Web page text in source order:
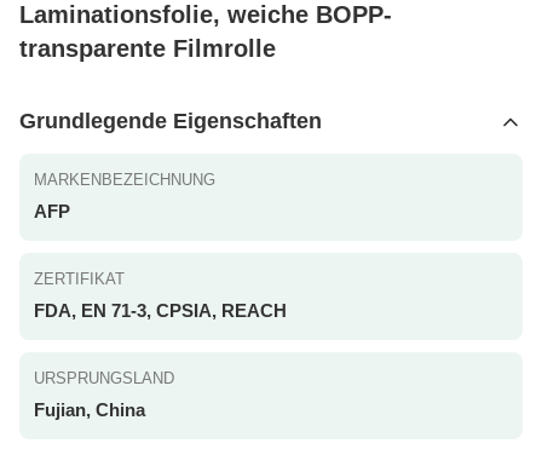
Laminationsfolie, weiche BOPP-
transparente Filmrolle
Grundlegende Eigenschaften
MARKENBEZEICHNUNG
AFP
ZERTIFIKAT
FDA, EN 71-3, CPSIA, REACH
URSPRUNGSLAND
Fujian, China